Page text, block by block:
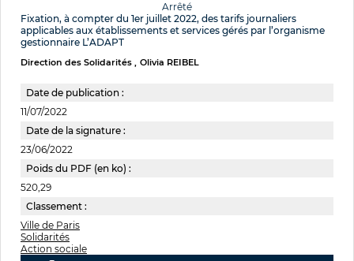
Arrêté
Fixation, à compter du 1er juillet 2022, des tarifs journaliers
applicables aux établissements et services gérés par l’organisme
gestionnaire L’ADAPT
Direction des Solidarités Olivia REIBEL
Date de publication :
11/07/2022
Date de la signature :
23/06/2022
Poids du PDF (en ko) :
520,29
Classement :
Ville de Paris
Solidarités
Action sociale